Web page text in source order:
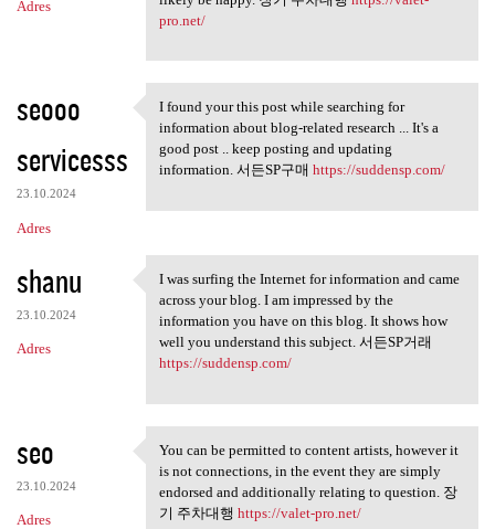
Adres
pro.net/
seooo
servicesss
23.10.2024
Adres
I found your this post while
I found your this post while searching for
information about blog-related research ... It's a
good post .. keep posting and updating
information. 서든SP구매 https://suddensp.com/
shanu
23.10.2024
Adres
I was surfing the Internet
I was surfing the Internet for information and came
across your blog. I am impressed by the
information you have on this blog. It shows how
well you understand this subject. 서든SP거래
https://suddensp.com/
seo
23.10.2024
Adres
You can be permitted to
You can be permitted to content artists, however it
is not connections, in the event they are simply
endorsed and additionally relating to question. 장
기 주차대행 https://valet-pro.net/